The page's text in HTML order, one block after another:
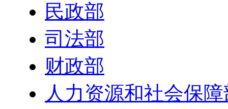
民政部
司法部
财政部
人力资源和社会保